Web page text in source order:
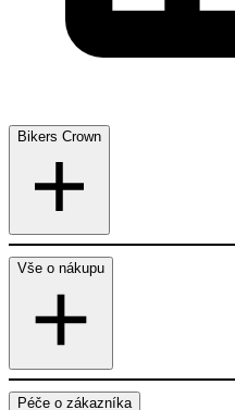
Bikers Crown
Vše o nákupu
Péče o zákazníka